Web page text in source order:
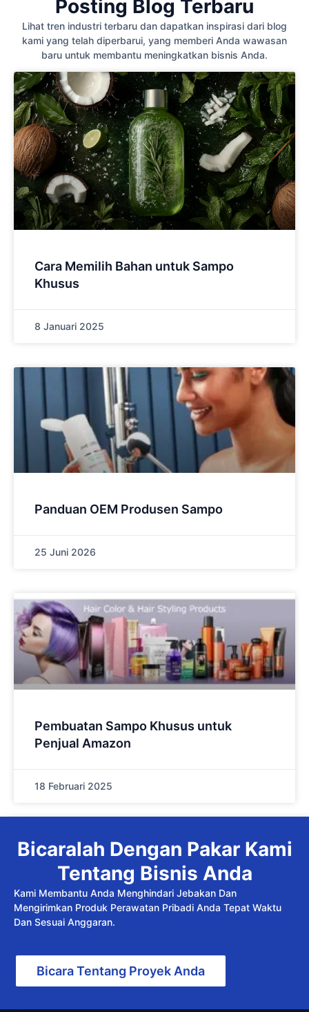
Posting Blog Terbaru
Lihat tren industri terbaru dan dapatkan inspirasi dari blog
kami yang telah diperbarui, yang memberi Anda wawasan
baru untuk membantu meningkatkan bisnis Anda.
Cara Memilih Bahan untuk Sampo
Khusus
8 Januari 2025
Panduan OEM Produsen Sampo
25 Juni 2026
Pembuatan Sampo Khusus untuk
Penjual Amazon
18 Februari 2025
Bicaralah Dengan Pakar Kami
Tentang Bisnis Anda
Kami Membantu Anda Menghindari Jebakan Dan
Mengirimkan Produk Perawatan Pribadi Anda Tepat Waktu
Dan Sesuai Anggaran.
Bicara Tentang Proyek Anda